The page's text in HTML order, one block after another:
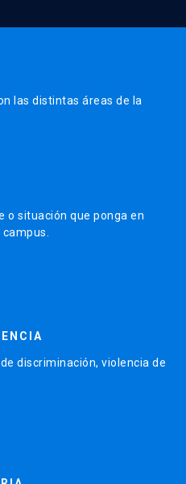
las distintas áreas de la
o situación que ponga en
discriminación, violencia de